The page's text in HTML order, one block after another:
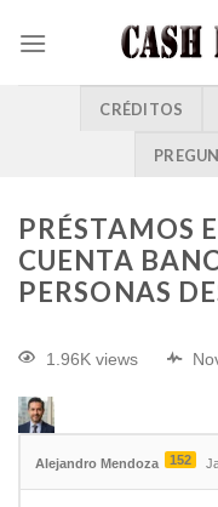
CRÉDITOS
PRÉSTAMOS
CUENTA
PERSONAS
1.96K views
Alejandro Mendoza 152